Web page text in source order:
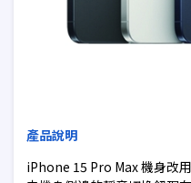
產品說明
iPhone 15 Pro Max 機身改